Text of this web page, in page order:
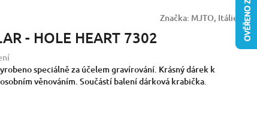
Značka: MJTO, Itálie
- HOLE HEART 7302
speciálně za účelem gravírování. Krásný dárek k
věnováním. Součástí balení dárková krabička.